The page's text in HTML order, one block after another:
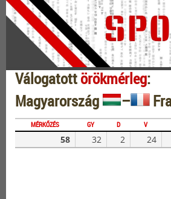
Válogatottörökmérleg:
Magyarország
–
MÉRKŐZÉS GY D V
58 32 2 24